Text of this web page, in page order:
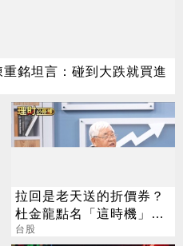
重銘坦言：碰到大跌就買進
拉回是老天送的折價券？
杜金龍點名「這時機」：
台股衝6萬
台股